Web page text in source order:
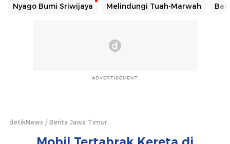
Nyago Bumi Sriwijaya Melindungi Tuah-Marwah
ADVERTISEMENT
detikNews Berita Jawa Timur